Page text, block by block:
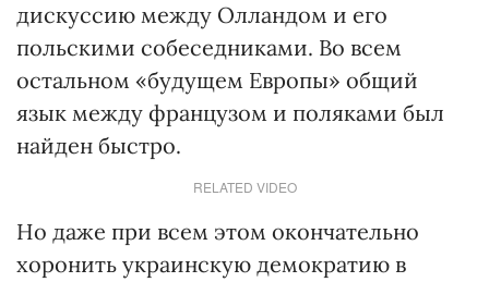
дискуссию между Олландом и его
польскими собеседниками. Во всем
остальном «будущем Европы» общий
язык между французом и поляками был
найден быстро.
RELATED VIDEO
Но даже при всем этом окончательно
хоронить украинскую демократию в